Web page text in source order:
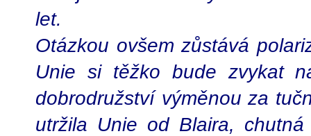
let.
Otázkou ovšem zůstává
Unie si těžko bude zvykat
dobrodružství výměnou za
utržila Unie od Blaira,